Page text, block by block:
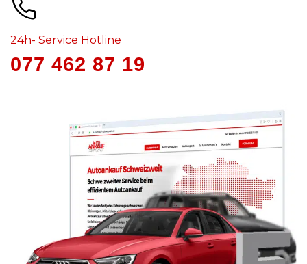
24h- Service Hotline
077 462 87 19